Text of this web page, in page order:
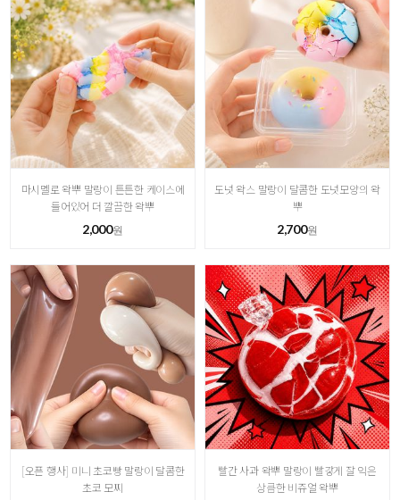
마시멜로 왁뿌 말랑이 튼튼한 케이스에
들어있어 더 깔끔한 왁뿌
2,000원
도넛 왁스 말랑이 달콤한 도넛모양의 왁
뿌
2,700원
[오픈 행사] 미니 초코빵 말랑이 달콤한
초코 모찌
빨간 사과 왁뿌 말랑이 빨갛게 잘 익은
상큼한 비쥬얼 왁뿌